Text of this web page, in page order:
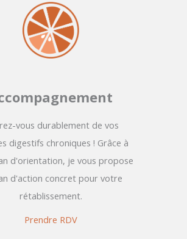
vous durablement de vos
digestifs chroniques ! Grâce à
d'orientation, je vous propose
d'action concret pour votre
rétablissement.
Prendre RDV